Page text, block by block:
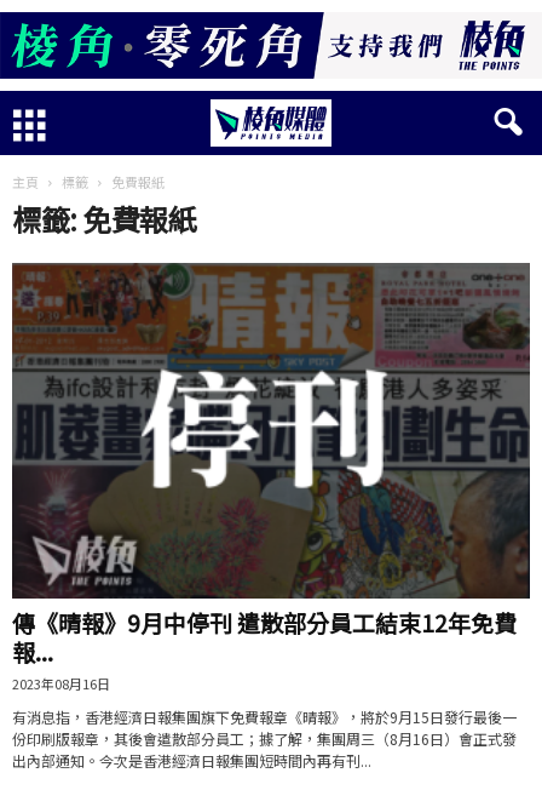
主頁 標籤 免費報紙
標籤: 免費報紙
傳《晴報》9月中停刊 遣散部分員工結束12年免費
報...
2023年08月16日
有消息指，香港經濟日報集團旗下免費報章《晴報》，將於9月15日發行最後一
份印刷版報章，其後會遣散部分員工；據了解，集團周三（8月16日）會正式發
出內部通知。今次是香港經濟日報集團短時間內再有刊...